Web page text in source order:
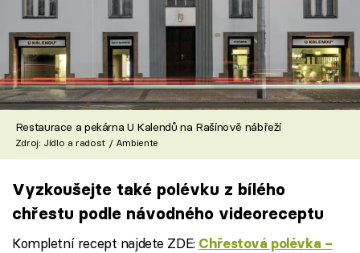
Restaurace a pekárna U Kalendů na Rašínově nábřeží
Zdroj: Jídlo a radost / Ambiente
Vyzkoušejte také polévku z bílého
chřestu podle návodného videoreceptu
Kompletní recept najdete ZDE: Chřestová polévka –